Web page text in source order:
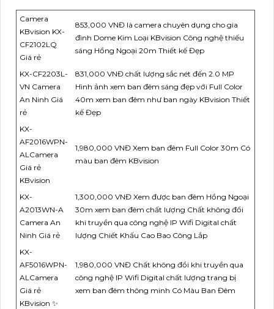
Camera
KBvision KX-
CF2102LQ
Giá rẻ
853,000 VNĐ là camera chuyên dụng cho gia
đình Dome Kim Loại KBvision Công nghệ thiếu
sáng Hồng Ngoại 20m Thiết kế Đẹp
KX-CF2203L-
VN Camera
An Ninh Giá
rẻ
831,000 VNĐ chất lượng sắc nét đến 2.0 MP
Hình ảnh xem ban đêm sáng đẹp với Full Color
40m xem ban đêm như ban ngày KBvision Thiết
kế Đẹp
KX-
AF2016WPN-
ALCamera
Giá rẻ
KBvision
1,980,000 VNĐ Xem ban đêm Full Color 30m Có
màu ban đêm KBvision
KX-
A2013WN-A
Camera An
Ninh Giá rẻ
1,300,000 VNĐ Xem được ban đêm Hồng Ngoại
30m xem ban đêm chất lượng Chất không đổi
khi truyền qua công nghệ IP Wifi Digital chất
lượng Chiết Khấu Cao Bao Công Lắp
KX-
AF5016WPN-
ALCamera
Giá rẻ
KBvision ✨
1,980,000 VNĐ Chất không đổi khi truyền qua
công nghệ IP Wifi Digital chất lượng trang bị
xem ban đêm thông minh Có Màu Ban Đêm